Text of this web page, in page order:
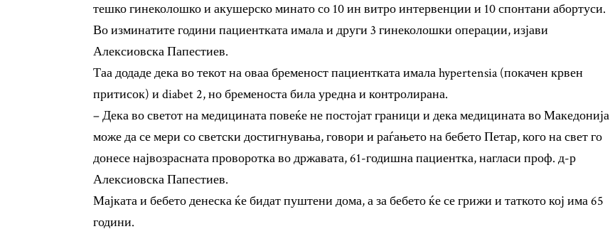
тешко гинеколошко и акушерско минато со 10 ин витро интервенции и 10 спонтани абортуси.
Во изминатите години пациентката имала и други 3 гинеколошки операции, изјави
Алексиовска Папестиев.
Таа додаде дека во текот на оваа бременост пациентката имала hypertensia (покачен крвен
притисок) и diabet 2, но бременоста била уредна и контролирана.
– Дека во светот на медицината повеќе не постојат граници и дека медицината во Македонија
може да се мери со светски достигнувања, говори и раѓањето на бебето Петар, кого на свет го
донесе највозрасната проворотка во државата, 61-годишна пациентка, нагласи проф. д-р
Алексиовска Папестиев.
Мајката и бебето денеска ќе бидат пуштени дома, а за бебето ќе се грижи и таткото кој има 65
години.